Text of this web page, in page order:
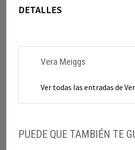
DETALLES
Vera Meiggs
Ver todas las entradas de
PUEDE QUE TAMBIÉN TE